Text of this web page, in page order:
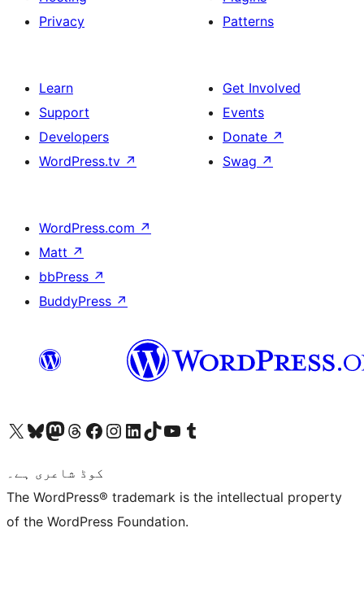
Privacy
Patterns
Learn
Support
Developers
WordPress.tv ↗
Get Involved
Events
Donate ↗
Swag ↗
WordPress.com ↗
Matt ↗
bbPress ↗
BuddyPress ↗
Visit our X (formerly Twitter) account
ہمارے بلیواسکائی اکاؤنٹ پر جائیں
Visit our Mastodon account
ہمارے ٹھریڈز اکاؤنٹ پر جائیں
Visit our Facebook page
Visit our Instagram account
Visit our LinkedIn account
ہمارے ٹک ٹاک اکاؤنٹ پر جائیں
Visit our YouTube channel
ہمارے ٹمبلر اکاؤنٹ پر جائیں
کوڈ شاعری ہے۔
The WordPress® trademark is the intellectual property
of the WordPress Foundation.